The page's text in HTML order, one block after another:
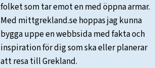
folket som tar emot en med öppna armar.
Med mittgrekland.se hoppas jag kunna
bygga uppe en webbsida med fakta och
inspiration för dig som ska eller planerar
att resa till Grekland.